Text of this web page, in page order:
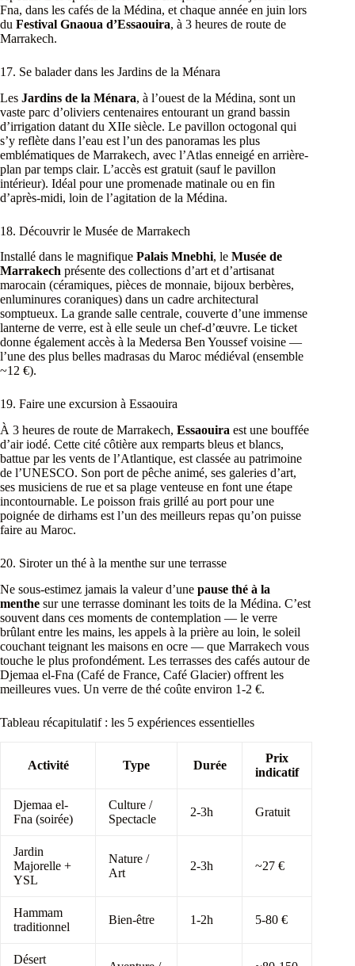
Fna, dans les cafés de la Médina, et chaque année en juin lors
du Festival Gnaoua d’Essaouira, à 3 heures de route de
Marrakech.
17. Se balader dans les Jardins de la Ménara
Les Jardins de la Ménara, à l’ouest de la Médina, sont un
vaste parc d’oliviers centenaires entourant un grand bassin
d’irrigation datant du XIIe siècle. Le pavillon octogonal qui
s’y reflète dans l’eau est l’un des panoramas les plus
emblématiques de Marrakech, avec l’Atlas enneigé en arrière-
plan par temps clair. L’accès est gratuit (sauf le pavillon
intérieur). Idéal pour une promenade matinale ou en fin
d’après-midi, loin de l’agitation de la Médina.
18. Découvrir le Musée de Marrakech
Installé dans le magnifique Palais Mnebhi, le Musée de
Marrakech présente des collections d’art et d’artisanat
marocain (céramiques, pièces de monnaie, bijoux berbères,
enluminures coraniques) dans un cadre architectural
somptueux. La grande salle centrale, couverte d’une immense
lanterne de verre, est à elle seule un chef-d’œuvre. Le ticket
donne également accès à la Medersa Ben Youssef voisine —
l’une des plus belles madrasas du Maroc médiéval (ensemble
~12 €).
19. Faire une excursion à Essaouira
À 3 heures de route de Marrakech, Essaouira est une bouffée
d’air iodé. Cette cité côtière aux remparts bleus et blancs,
battue par les vents de l’Atlantique, est classée au patrimoine
de l’UNESCO. Son port de pêche animé, ses galeries d’art,
ses musiciens de rue et sa plage venteuse en font une étape
incontournable. Le poisson frais grillé au port pour une
poignée de dirhams est l’un des meilleurs repas qu’on puisse
faire au Maroc.
20. Siroter un thé à la menthe sur une terrasse
Ne sous-estimez jamais la valeur d’une pause thé à la
menthe sur une terrasse dominant les toits de la Médina. C’est
souvent dans ces moments de contemplation — le verre
brûlant entre les mains, les appels à la prière au loin, le soleil
couchant teignant les maisons en ocre — que Marrakech vous
touche le plus profondément. Les terrasses des cafés autour de
Djemaa el-Fna (Café de France, Café Glacier) offrent les
meilleures vues. Un verre de thé coûte environ 1-2 €.
Tableau récapitulatif : les 5 expériences essentielles
Activité Type Durée
Prix
indicatif
Djemaa el-
Fna (soirée)
Culture /
Spectacle
2-3h Gratuit
Jardin
Majorelle +
YSL
Nature /
Art
2-3h ~27 €
Hammam
traditionnel
Bien-être 1-2h 5-80 €
Désert